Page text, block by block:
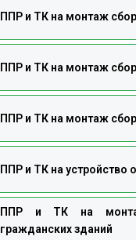
ППР и ТК на монтаж
ППР и ТК на монтаж
ППР и ТК на монтаж
ППР и ТК на
ППР и ТК на
гражданских зданий